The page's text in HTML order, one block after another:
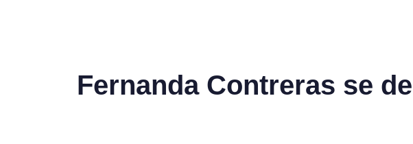
Fernanda Contreras se